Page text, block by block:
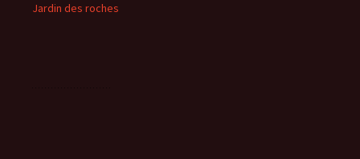
Jardin des roches